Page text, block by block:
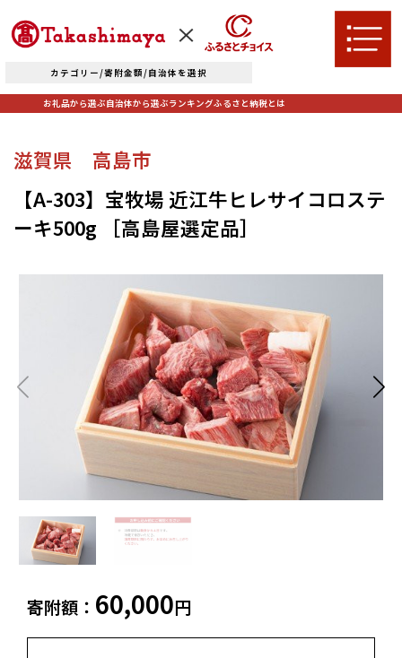
カテゴリー/寄附金額/自治体を選択
TOPへ
お礼品から選ぶ
肉
果物類 エビ・カニ等
魚貝類
野菜類
卵（鶏、
烏骨鶏等）
お酒
飲料類 菓子
加工品等 麺類
鍋セット
イベントや
雑貨・日用品
北海道エリア
札幌市（北海道）千歳市（北海道）
石狩市（北海道）小樽市（北海道）
東川町（北海道）枝幸町（北海道）
白老町（北海道）別海町（北海道）
東北エリア
蓬田村（青森県）
塩竈市（宮城県）
関東エリア
小田原市（神奈川県）
中部エリア
ランキング
ふるさと納税とは
よくある質問と
お礼品から選ぶ自治体から選ぶランキングふるさと納税とは
滋賀県 高島市
【A-303】宝牧場 近江牛ヒレサイコロステ
ーキ500g ［高島屋選定品］
寄附額： 60,000円